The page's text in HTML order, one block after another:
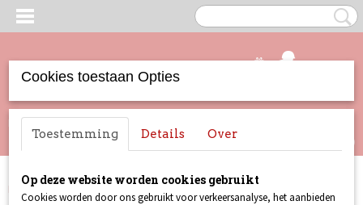
Inloggen Registreren
Geen producten (0)
Home >Zakelijk>Ode aan Bowie | Retailpacks
Cookies toestaan Opties
Toestemming Details Over
Op deze website worden cookies gebruikt
Cookies worden door ons gebruikt voor verkeersanalyse, het aanbieden